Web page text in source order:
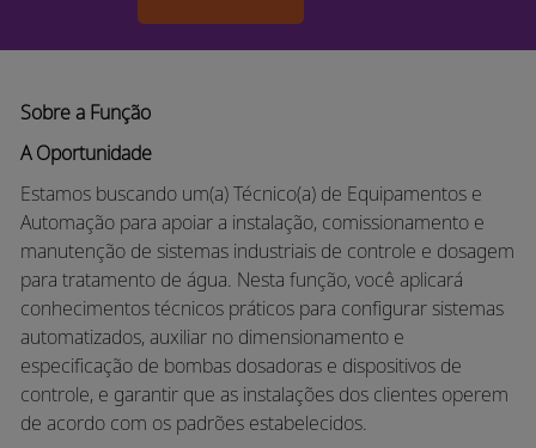
Sobre a Função
A Oportunidade
Estamos buscando um(a) Técnico(a) de Equipamentos e
Automação para apoiar a instalação, comissionamento e
manutenção de sistemas industriais de controle e dosagem
para tratamento de água. Nesta função, você aplicará
conhecimentos técnicos práticos para configurar sistemas
automatizados, auxiliar no dimensionamento e
especificação de bombas dosadoras e dispositivos de
controle, e garantir que as instalações dos clientes operem
de acordo com os padrões estabelecidos.